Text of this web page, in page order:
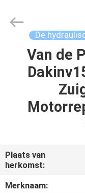
HUIS
PRODUCTEN
FABRIEKSREIS
Fluid
Power
De
Van de
Plaats van
herkomst:
Merknaam: